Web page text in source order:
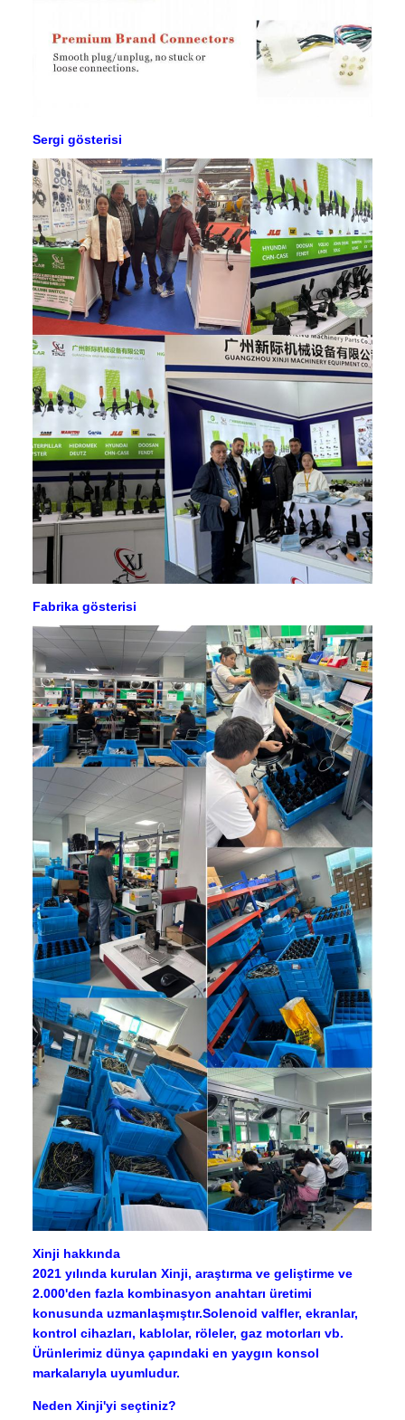
Sergi gösterisi
Fabrika gösterisi
Xinji hakkında
2021 yılında kurulan Xinji, araştırma ve geliştirme ve
2.000'den fazla kombinasyon anahtarı üretimi
konusunda uzmanlaşmıştır.Solenoid valfler, ekranlar,
kontrol cihazları, kablolar, röleler, gaz motorları vb.
Ürünlerimiz dünya çapındaki en yaygın konsol
markalarıyla uyumludur.
Neden Xinji'yi seçtiniz?